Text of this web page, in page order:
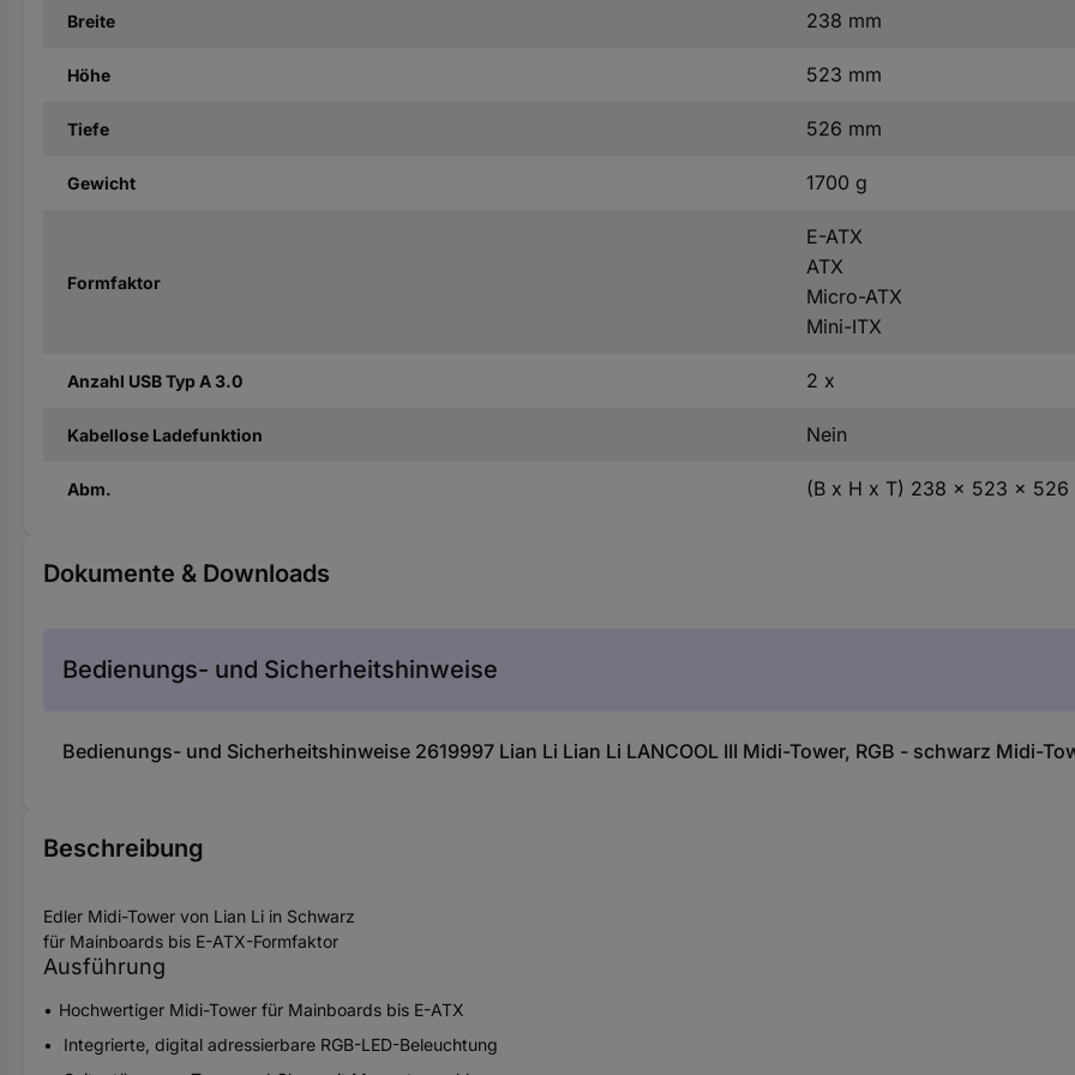
Breite 238 mm
Höhe 523 mm
Tiefe 526 mm
Gewicht 1700 g
Formfaktor
E-ATX
ATX
Micro-ATX
Mini-ITX
Anzahl USB Typ A 3.0 2 x
Kabellose Ladefunktion Nein
Abm. (B x H x T) 238 x 523 x 526
Dokumente & Downloads
Bedienungs- und Sicherheitshinweise
Bedienungs- und Sicherheitshinweise 2619997 Lian Li Lian Li LANCOOL III Midi-Tower, RGB - schwarz Midi-
Beschreibung
Edler Midi-Tower von Lian Li in Schwarz
für Mainboards bis E-ATX-Formfaktor
Ausführung
Hochwertiger Midi-Tower für Mainboards bis E-ATX
Integrierte, digital adressierbare RGB-LED-Beleuchtung